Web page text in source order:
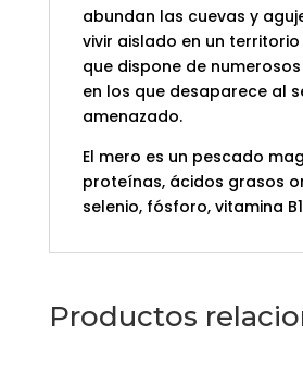
abundan las cuevas y
vivir aislado en un territorio
que dispone de
en los que desaparece al
amenazado.
El mero es un pescado
proteínas, ácidos grasos
selenio, fósforo, vitamina
Productos